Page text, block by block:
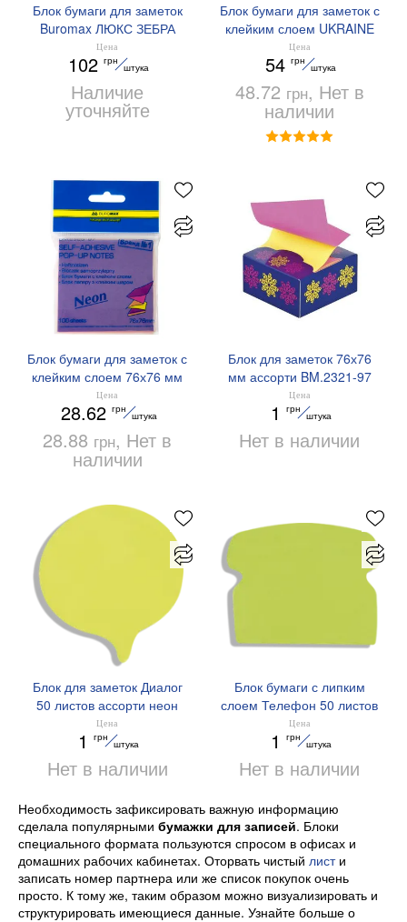
Блок бумаги для заметок
Buromax ЛЮКС ЗЕБРА
90х90х40мм склеенный
BM.2262
Цена
102 грн
штука
Наличие
уточняйте
Блок бумаги для заметок с
клейким слоем UKRAINE
76х76 мм Buromax
BM.2340-98
Цена
54 грн
штука
48.72 грн, Нет в
наличии
Блок бумаги для заметок с
клейким слоем 76х76 мм
Buromax BM.2323-97
Цена
28.62 грн
штука
28.88 грн, Нет в
наличии
Блок для заметок 76х76
мм ассорти BM.2321-97
Buromax
Цена
1 грн
штука
Нет в наличии
Блок для заметок Диалог
50 листов ассорти неон
BM.2365-99 Buromax
Цена
1 грн
штука
Нет в наличии
Блок бумаги с липким
слоем Телефон 50 листов
ассорти неон Buromax
BM.2363-99
Цена
1 грн
штука
Нет в наличии
Необходимость зафиксировать важную информацию
сделала популярными бумажки для записей. Блоки
специального формата пользуются спросом в офисах и
домашних рабочих кабинетах. Оторвать чистый листи
записать номер партнера или же список покупок очень
просто. К тому же, таким образом можно визуализировать и
структурировать имеющиеся данные. Узнайте больше о